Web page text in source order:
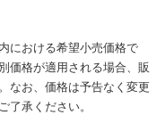
における希望小売価格で
価格が適用される場合、販
なお、価格は予告なく変更
承ください。